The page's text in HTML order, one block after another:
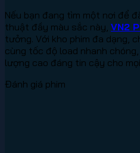
Nếu bạn đang tìm một nơi để
thuật đầy màu sắc này, VN2
tưởng. Với kho phim đa dạng,
cùng tốc độ load nhanh
lượng cao đáng tin cậy cho
Đánh giá phim